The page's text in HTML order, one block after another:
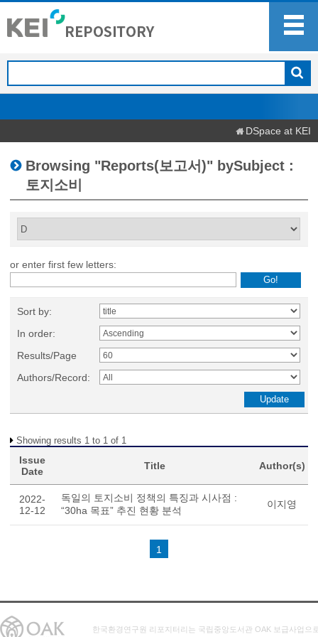
DSpace at KEI
Browsing "Reports(보고서)" bySubject :
토지소비
or enter first few letters:
Sort by:
In order:
Results/Page
Authors/Record:
Showing results 1 to 1 of 1
Issue
Date
Title Author(s)
2022-
12-12
독일의 토지소비 정책의 특징과 시사점 :
“30ha 목표” 추진 현황 분석
이지영
1
한국환경연구원 리포지터리는 국립중앙도서관 OAK 보급사업